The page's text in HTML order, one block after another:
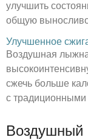
улучшить
общую
Улучшенное
Воздушная
сжечь больше
с
Воздушный